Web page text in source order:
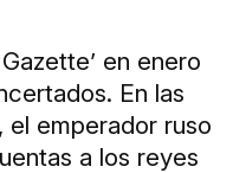
en enero
En las
el emperador ruso
a los reyes